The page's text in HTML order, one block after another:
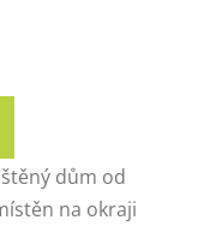
dům od
na okraji